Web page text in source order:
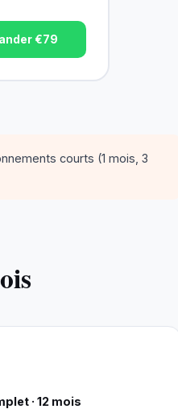
€79
courts (1 mois, 3
· 12 mois